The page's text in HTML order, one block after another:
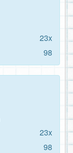
23x
98
23x
98